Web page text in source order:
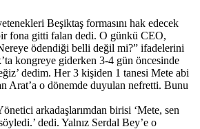
Beşiktaş formasını hak edecek
fona gitti falan dedi. O günkü CEO,
ödendiği belli değil mi?” ifadelerini
kongreye giderken 3-4 gün öncesinde
dedim. Her 3 kişiden 1 tanesi Mete abi
Arat’a o dönemde duyulan nefretti. Bunu
arkadaşlarımdan birisi ‘Mete, sen
dedi. Yalnız Serdal Bey’e o